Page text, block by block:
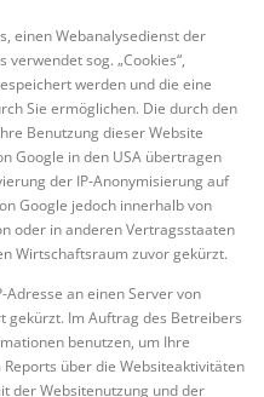
UNS KONTAKT
einen Webanalysedienst der
verwendet sog. „Cookies“,
werden und die eine
Sie ermöglichen. Die durch den
Benutzung dieser Website
Google in den USA übertragen
der IP-Anonymisierung auf
Google jedoch innerhalb von
oder in anderen Vertragsstaaten
Wirtschaftsraum zuvor gekürzt.
an einen Server von
gekürzt. Im Auftrag des Betreibers
benutzen, um Ihre
über die Websiteaktivitäten
der Websitenutzung und der